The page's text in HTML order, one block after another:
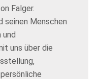
Falger.
seinen Menschen
und
uns über die